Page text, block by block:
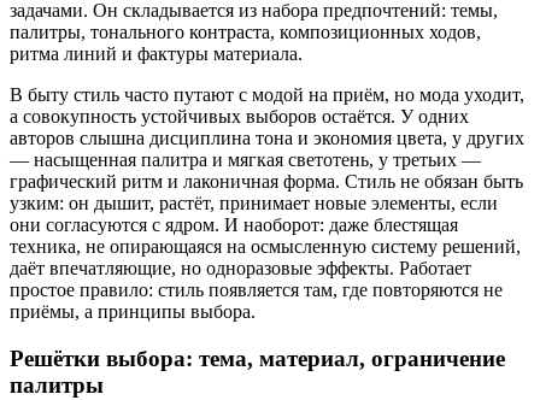
задачами. Он складывается из набора предпочтений: темы,
палитры, тонального контраста, композиционных ходов,
ритма линий и фактуры материала.
В быту стиль часто путают с модой на приём, но мода уходит,
а совокупность устойчивых выборов остаётся. У одних
авторов слышна дисциплина тона и экономия цвета, у других
— насыщенная палитра и мягкая светотень, у третьих —
графический ритм и лаконичная форма. Стиль не обязан быть
узким: он дышит, растёт, принимает новые элементы, если
они согласуются с ядром. И наоборот: даже блестящая
техника, не опирающаяся на осмысленную систему решений,
даёт впечатляющие, но одноразовые эффекты. Работает
простое правило: стиль появляется там, где повторяются не
приёмы, а принципы выбора.
Решётки выбора: тема, материал, ограничение
палитры